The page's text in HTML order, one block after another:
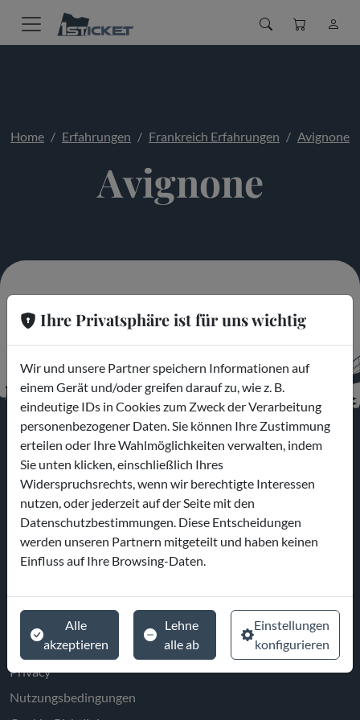
Home Erfahrungen Frankreich Erfahrungen Avignone
Avignone
ERKUNDEN
Vergnügungsparks
Erfahrungen
Portale Agenzie
LEGAL
Privacy
Nutzungsbedingungen
Ihre Privatsphäre ist für uns wichtig
Wir und unsere Partner speichern Informationen auf
einem Gerät und/oder greifen darauf zu, wie z. B.
eindeutige IDs in Cookies zum Zweck der Verarbeitung
personenbezogener Daten. Sie können Ihre Zustimmung
erteilen oder Ihre Wahlmöglichkeiten verwalten, indem
Sie unten klicken, einschließlich Ihres
Widerspruchsrechts, wenn wir berechtigte Interessen
nutzen, oder jederzeit auf der Seite mit den
Datenschutzbestimmungen. Diese Entscheidungen
werden unseren Partnern mitgeteilt und haben keinen
Einfluss auf Ihre Browsing-Daten.
Alle
akzeptieren
Lehne
alle ab
Einstellungen
konfigurieren